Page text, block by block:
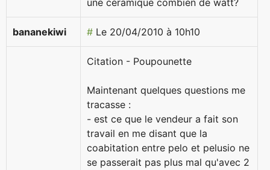
une céramique combien de watt?
bananekiwi # Le 20/04/2010 à 10h10
Citation - Poupounette
Maintenant quelques questions me
tracasse :
- est ce que le vendeur a fait son
travail en me disant que la
coabitation entre pelo et pelusio ne
se passerait pas plus mal qu'avec 2